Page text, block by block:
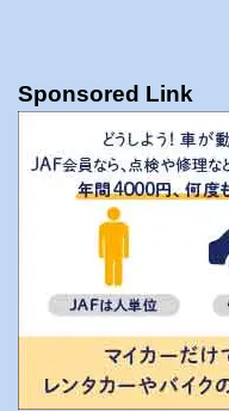
Sponsored Link